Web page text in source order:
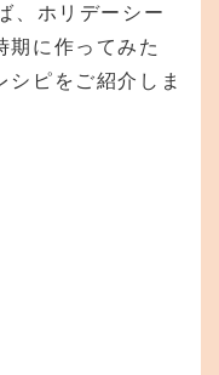
、ホリデーシー
期に作ってみた
シピをご紹介しま